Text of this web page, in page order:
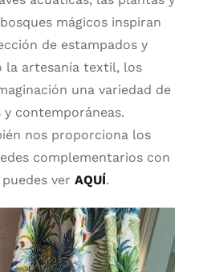
mágicos inspiran
de estampados y
la artesanía textil, los
una variedad de
contemporáneas.
nos proporciona los
complementarios con
ver AQUÍ.